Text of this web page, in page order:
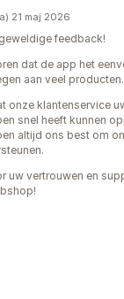
21 maj 2026
feedback!
dat de app het
aan veel producten.
onze klantenservice
snel heeft kunnen
altijd ons best om
uw vertrouwen en